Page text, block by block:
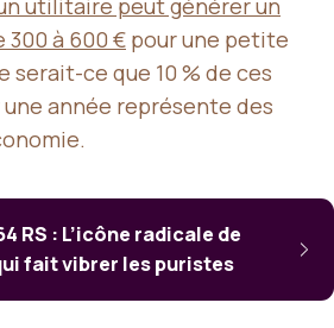
300 à 600 € pour une petite
serait-ce que 10 % de ces
année représente des
RS : L’icône radicale de
fait vibrer les puristes